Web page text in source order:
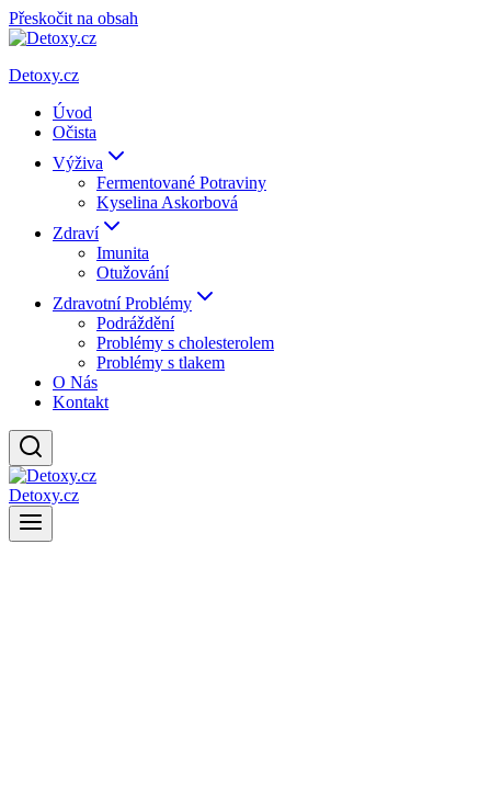
Přeskočit na obsah
Detoxy.cz
Úvod
Očista
Výživa
Fermentované Potraviny
Kyselina Askorbová
Zdraví
Imunita
Otužování
Zdravotní Problémy
Podráždění
Problémy s cholesterolem
Problémy s tlakem
O Nás
Kontakt
Detoxy.cz